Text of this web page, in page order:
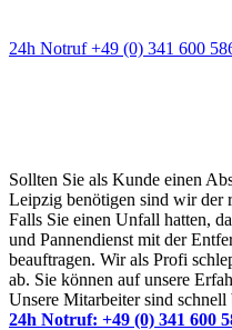
24h Notruf +49 (0) 341 600
Sollten Sie als Kunde einen
Leipzig benötigen sind wir der
Falls Sie einen Unfall hatten,
und Pannendienst mit der
beauftragen. Wir als Profi
ab. Sie können auf unsere
Unsere Mitarbeiter sind
24h Notruf: +49 (0) 341 600